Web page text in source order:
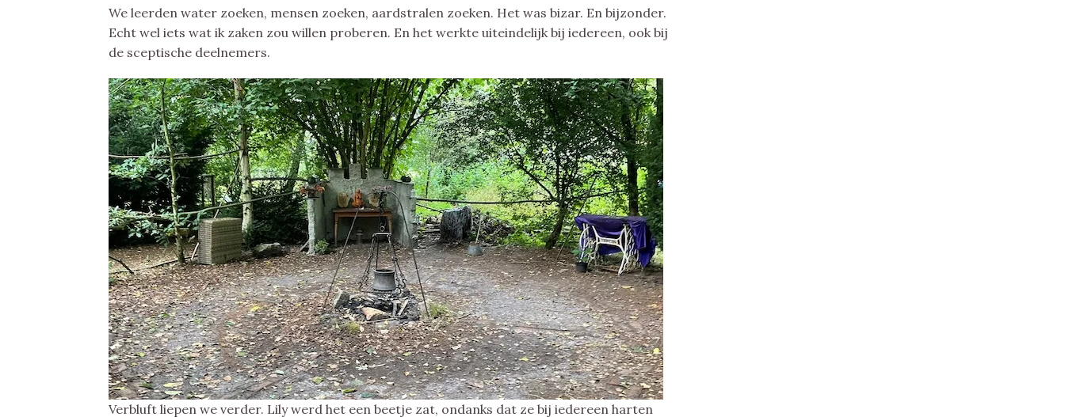
We leerden water zoeken, mensen zoeken, aardstralen zoeken. Het was bizar. En bijzonder.
Echt wel iets wat ik zaken zou willen proberen. En het werkte uiteindelijk bij iedereen, ook bij
de sceptische deelnemers.
Verbluft liepen we verder. Lily werd het een beetje zat, ondanks dat ze bij iedereen harten